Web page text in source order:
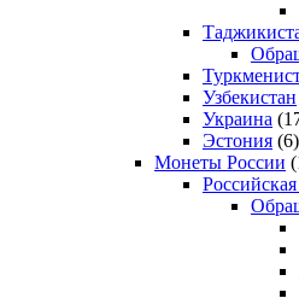
Узбекистан
Украина
Эстония (6)
Монеты России